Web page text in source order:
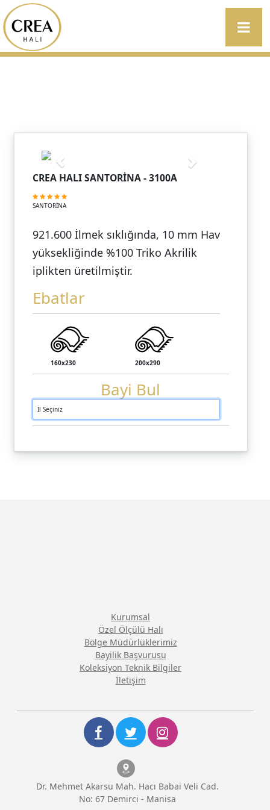
CREA HALI SANTORİNA - 3100A
SANTORİNA
921.600 İlmek sıklığında, 10 mm Hav
yüksekliğinde %100 Triko Akrilik
iplikten üretilmiştir.
Ebatlar
160x230 200x290
Bayi Bul
Kurumsal
Özel Ölçülü Halı
Bölge Müdürlüklerimiz
Bayilik Başvurusu
Koleksiyon Teknik Bilgiler
İletişim
Dr. Mehmet Akarsu Mah. Hacı Babai Veli Cad.
No: 67 Demirci - Manisa